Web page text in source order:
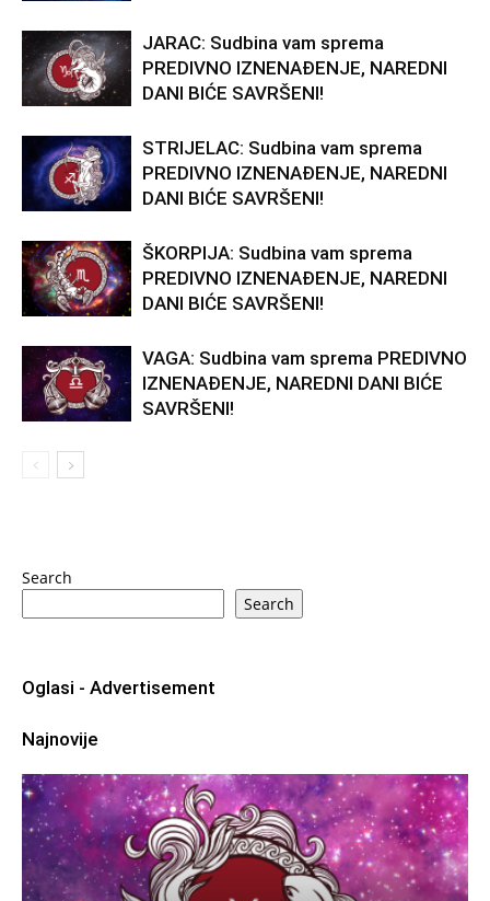
JARAC: Sudbina vam sprema
PREDIVNO IZNENAĐENJE, NAREDNI
DANI BIĆE SAVRŠENI!
STRIJELAC: Sudbina vam sprema
PREDIVNO IZNENAĐENJE, NAREDNI
DANI BIĆE SAVRŠENI!
ŠKORPIJA: Sudbina vam sprema
PREDIVNO IZNENAĐENJE, NAREDNI
DANI BIĆE SAVRŠENI!
VAGA: Sudbina vam sprema PREDIVNO
IZNENAĐENJE, NAREDNI DANI BIĆE
SAVRŠENI!
Search
Search
Oglasi - Advertisement
Najnovije